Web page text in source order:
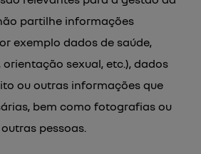
partilhe informações
exemplo dados de saúde,
sexual, etc.), dados
ou outras informações que
bem como fotografias ou
pessoas.